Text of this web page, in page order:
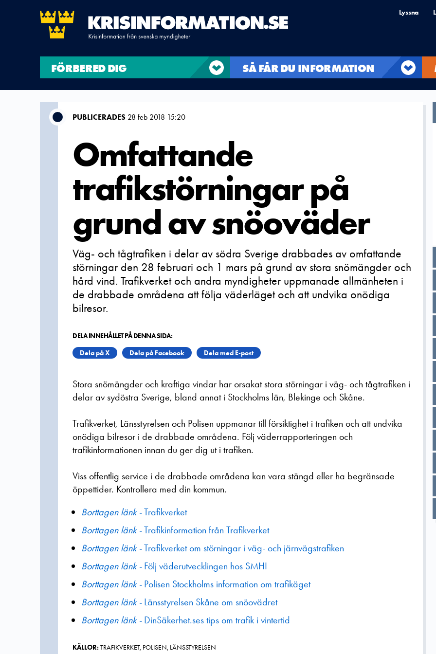
Lyssna
FÖRBERED DIG SÅ FÅR DU INFORMATION
PUBLICERADES 28 feb 2018 15:20
Omfattande
trafikstörningar på
grund av snöoväder
Väg- och tågtrafiken i delar av södra Sverige drabbades av omfattande
störningar den 28 februari och 1 mars på grund av stora snömängder och
hård vind. Trafikverket och andra myndigheter uppmanade allmänheten i
de drabbade områdena att följa väderläget och att undvika onödiga
bilresor.
DELA INNEHÅLLET PÅ DENNA SIDA:
Dela på X
Dela på Facebook Dela med E-post
Stora snömängder och kraftiga vindar har orsakat stora störningar i väg- och tågtrafiken i
delar av sydöstra Sverige, bland annat i Stockholms län, Blekinge och Skåne.
Trafikverket, Länsstyrelsen och Polisen uppmanar till försiktighet i trafiken och att undvika
onödiga bilresor i de drabbade områdena. Följ väderrapporteringen och
trafikinformationen innan du ger dig ut i trafiken.
Viss offentlig service i de drabbade områdena kan vara stängd eller ha begränsade
öppettider. Kontrollera med din kommun.
Borttagen länk -Trafikverket
Borttagen länk -Trafikinformation från Trafikverket
Borttagen länk -Trafikverket om störningar i väg- och järnvägstrafiken
Borttagen länk -Följ väderutvecklingen hos SMHI
Borttagen länk -Polisen Stockholms information om trafikäget
Borttagen länk -Länsstyrelsen Skåne om snöovädret
Borttagen länk -DinSäkerhet.ses tips om trafik i vintertid
KÄLLOR: TRAFIKVERKET, POLISEN, LÄNSSTYRELSEN